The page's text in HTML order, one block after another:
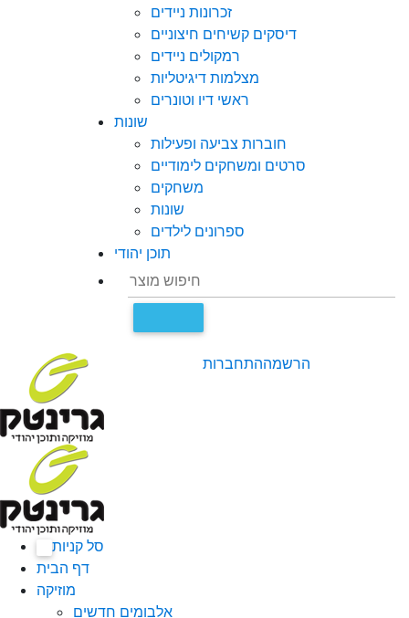
זכרונות ניידים
דיסקים קשיחים חיצוניים
רמקולים ניידים
מצלמות דיגיטליות
ראשי דיו וטונרים
שונות
חוברות צביעה ופעילות
סרטים ומשחקים לימודיים
משחקים
שונות
ספרונים לילדים
תוכן יהודי
התחברותהרשמה
סל קניות
דף הבית
מוזיקה
אלבומים חדשים